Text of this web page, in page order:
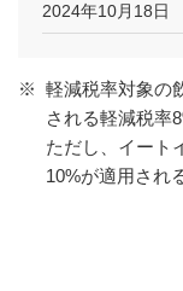
2024年10月18日
※ 軽減税率対象の
される軽減税率
ただし、イート
10%が適用され